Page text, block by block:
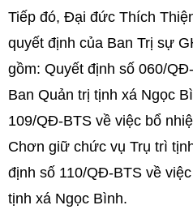
Tiếp đó, Đại đức Thích
quyết định của Ban Trị sự
gồm: Quyết định số 060/
Ban Quản trị tịnh xá Ngọc
109/QĐ-BTS về việc bổ
Chơn giữ chức vụ Trụ trì
định số 110/QĐ-BTS về
tịnh xá Ngọc Bình.